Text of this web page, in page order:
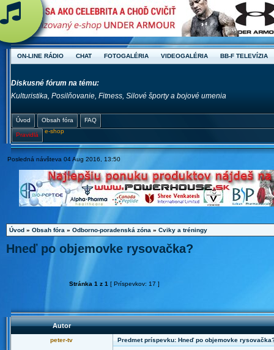
ON-LINE RÁDIO CHAT FOTOGALÉRIA VIDEOGALÉRIA BB-F TELEVÍZIA
Diskusné fórum na tému:
Kulturistika, Posilňovanie, Fitness, Silové športy a bojové umenia
Úvod Obsah fóra FAQ
Pravidlá
e-shop
Posledná návšteva 04 Aug 2016, 13:50
Úvod » Obsah fóra » Odborno-poradenská zóna » Cviky a tréningy
Hneď po objemovke rysovačka?
Stránka 1 z 1 [ Príspevkov: 17 ]
Autor
peter-tv Predmet príspevku: Hneď po objemovke